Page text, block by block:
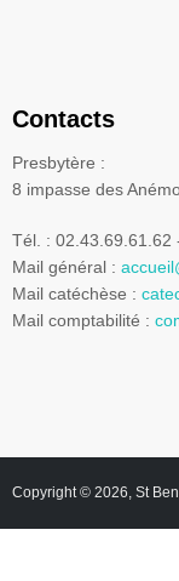
Contacts
Presbytère :
8 impasse des
Tél. : 02.43.69.61.62
Mail général :
Mail catéchèse :
Mail comptabilité :
Copyright © 2026, St